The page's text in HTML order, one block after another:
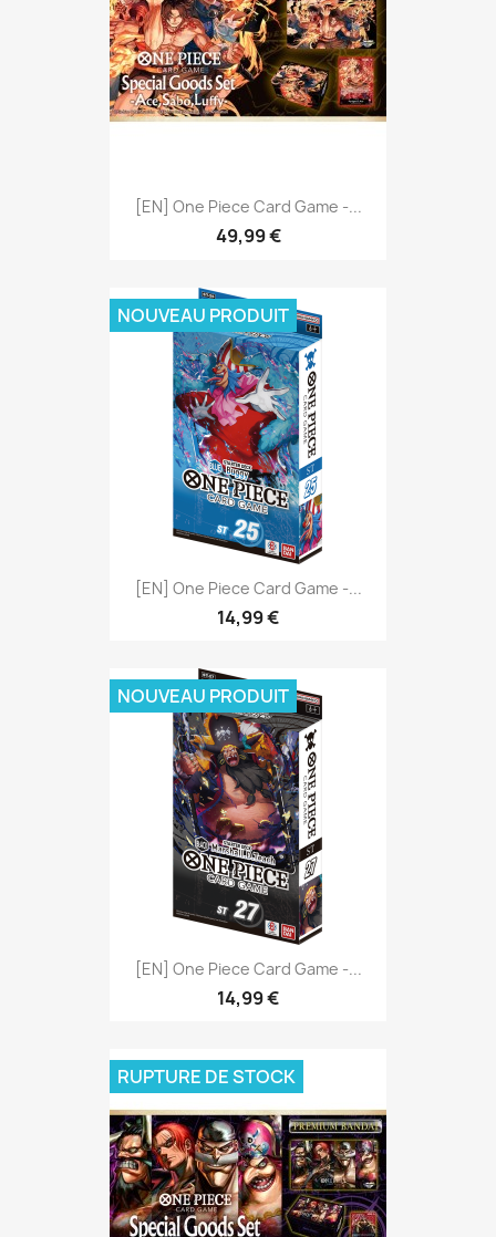
[EN] One Piece Card Game -...
49,99 €
[EN] One Piece Card Game -...
14,99 €
NOUVEAU PRODUIT
[EN] One Piece Card Game -...
14,99 €
NOUVEAU PRODUIT
RUPTURE DE STOCK